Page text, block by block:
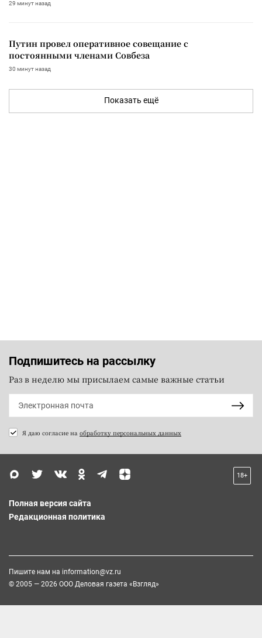
29 минут назад
Путин провел оперативное совещание с
постоянными членами Совбеза
30 минут назад
Показать ещё
Подпишитесь на рассылку
Раз в неделю мы присылаем самые важные статьи
Я даю согласие на обработку персональных данных
18+
Полная версия сайта
Редакционная политика
Пишите нам на information@vz.ru
© 2005 — 2026 ООО Деловая газета «Взгляд»